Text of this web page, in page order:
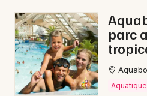
Salle de concert, spectacle
Salle de concert,
parc